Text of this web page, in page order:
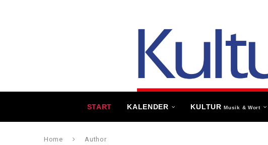
START KALENDER KULTURMusik & Wort
Home Author